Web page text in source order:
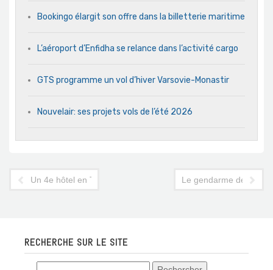
Bookingo élargit son offre dans la billetterie maritime
L’aéroport d’Enfidha se relance dans l’activité cargo
GTS programme un vol d’hiver Varsovie-Monastir
Nouvelair: ses projets vols de l’été 2026
Un 4e hôtel en Tunisie pour le turc DaphneLe gendarme de la
RECHERCHE SUR LE SITE